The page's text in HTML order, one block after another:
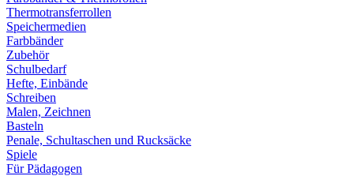
Thermotransferrollen
Speichermedien
Farbbänder
Zubehör
Schulbedarf
Hefte, Einbände
Schreiben
Malen, Zeichnen
Basteln
Penale, Schultaschen und Rucksäcke
Spiele
Für Pädagogen